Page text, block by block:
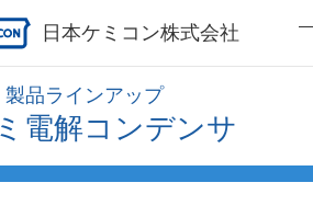
日本ケミコン株式会社
製品ラインアップ
電解コンデンサ